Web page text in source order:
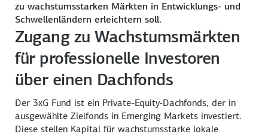
zu wachstumsstarken Märkten in Entwicklungs- und
Schwellenländern erleichtern soll.
Zugang zu Wachstumsmärkten
für professionelle Investoren
über einen Dachfonds
Der 3xG Fund ist ein Private-Equity-Dachfonds, der in
ausgewählte Zielfonds in Emerging Markets investiert.
Diese stellen Kapital für wachstumsstarke lokale